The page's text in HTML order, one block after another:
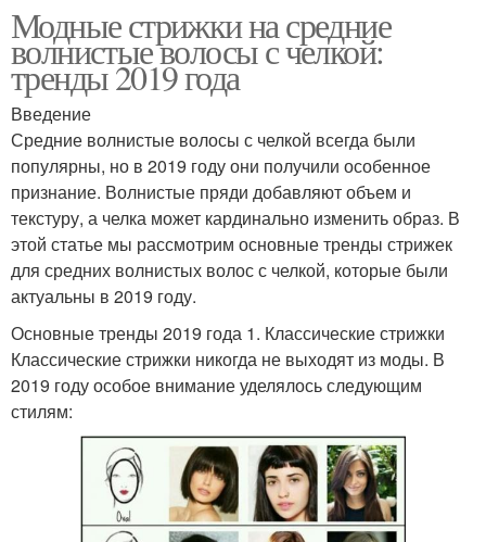
Модные стрижки на средние
волнистые волосы с челкой:
тренды 2019 года
Введение
Средние волнистые волосы с челкой всегда были
популярны, но в 2019 году они получили особенное
признание. Волнистые пряди добавляют объем и
текстуру, а челка может кардинально изменить образ. В
этой статье мы рассмотрим основные тренды стрижек
для средних волнистых волос с челкой, которые были
актуальны в 2019 году.
Основные тренды 2019 года 1. Классические стрижки
Классические стрижки никогда не выходят из моды. В
2019 году особое внимание уделялось следующим
стилям: